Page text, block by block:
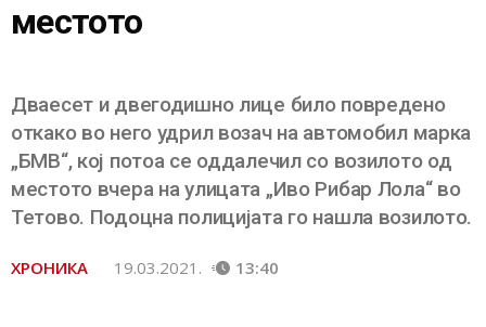
местото
Дваесет и двегодишно лице било повредено
откако во него удрил возач на автомобил марка
„БМВ“, кој потоа се оддалечил со возилото од
местото вчера на улицата „Иво Рибар Лола“ во
Тетово. Подоцна полицијата го нашла возилото.
ХРОНИКА 19.03.2021. 13:40